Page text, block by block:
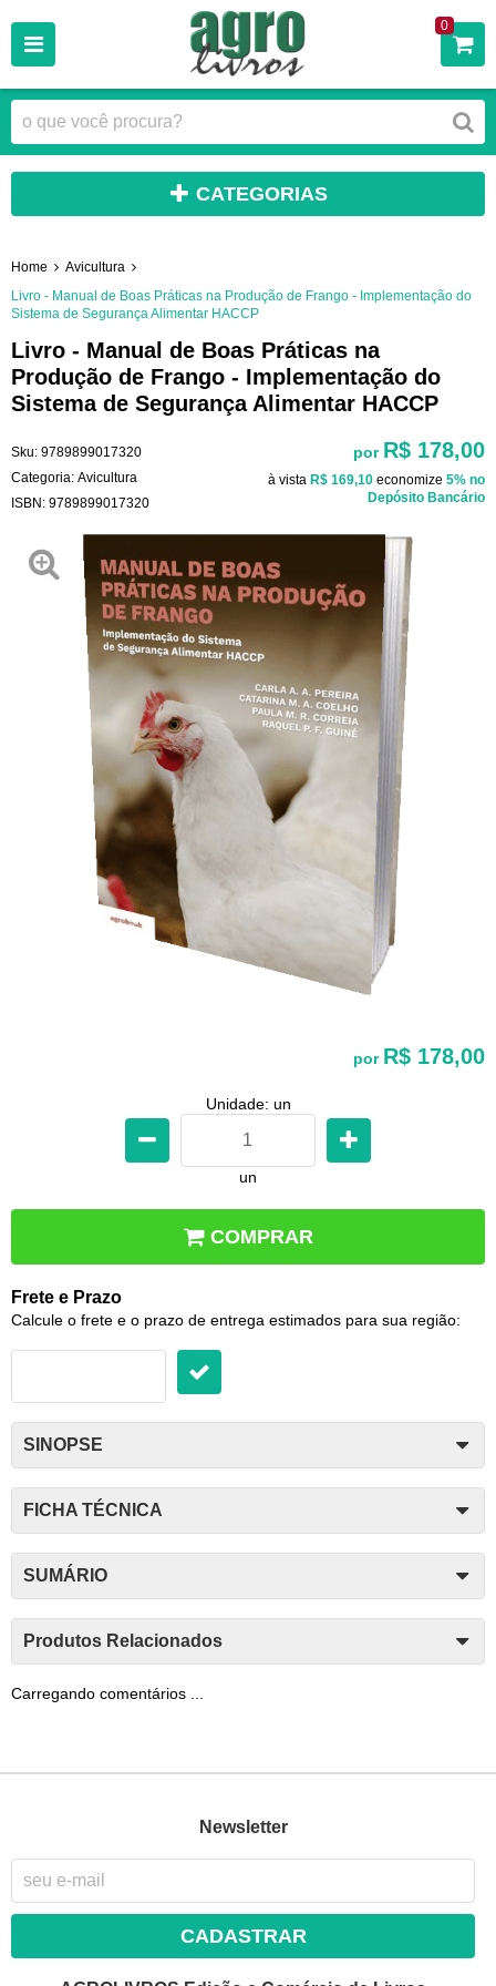
0
CATEGORIAS
Home
Avicultura
Livro - Manual de Boas Práticas na Produção de Frango - Implementação do
Sistema de Segurança Alimentar HACCP
Livro - Manual de Boas Práticas na
Produção de Frango - Implementação do
Sistema de Segurança Alimentar HACCP
Sku: 9789899017320
Categoria: Avicultura
ISBN: 9789899017320
por R$ 178,00
à vista R$ 169,10 economize 5% no
Depósito Bancário
por R$ 178,00
Unidade: un
un
COMPRAR
Frete e Prazo
Calcule o frete e o prazo de entrega estimados para sua região:
SINOPSE
FICHA TÉCNICA
SUMÁRIO
Produtos Relacionados
Carregando comentários ...
Newsletter
CADASTRAR